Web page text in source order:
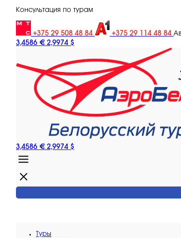
Консультация по турам
+375 29 508 48 84 +375 29 114 48 84
3,4586 € 2,9974 $
3,4586 € 2,9974 $
Туры